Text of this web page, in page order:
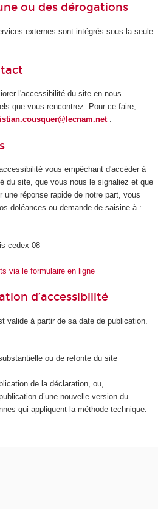
ou des dérogations
externes sont intégrés sous la seule
l'accessibilité du site en nous
que vous rencontrez. Pour ce faire,
.
vous empêchant d'accéder à
du site, que vous nous le signaliez et que
réponse rapide de notre part, vous
doléances ou demande de saisine à :
cedex 08
via le formulaire en ligne
d’accessibilité
valide à partir de sa date de publication.
ou de refonte du site
de la déclaration, ou,
d’une nouvelle version du
qui appliquent la méthode technique.